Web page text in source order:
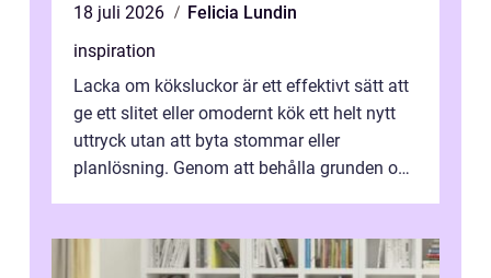
18 juli 2026
Felicia Lundin
inspiration
Lacka om köksluckor är ett effektivt sätt att
ge ett slitet eller omodernt kök ett helt nytt
uttryck utan att byta stommar eller
planlösning. Genom att behålla grunden och